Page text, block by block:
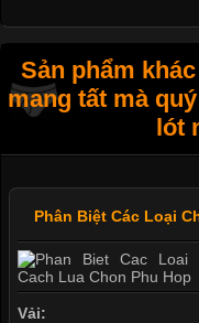
Sản phẩm
mang tất mà
lót
Phân Biệt Các Loại
Vải: